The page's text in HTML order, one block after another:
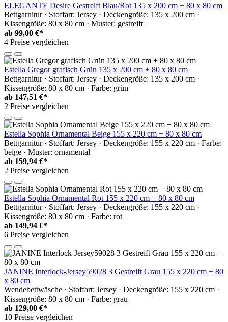
ELEGANTE Desire Gestreift Blau/Rot 135 x 200 cm + 80 x 80 cm
Bettgarnitur · Stoffart: Jersey · Deckengröße: 135 x 200 cm ·
Kissengröße: 80 x 80 cm · Muster: gestreift
ab 99,00 €*
4 Preise vergleichen
Estella Gregor grafisch Grün 135 x 200 cm + 80 x 80 cm
Bettgarnitur · Stoffart: Jersey · Deckengröße: 135 x 200 cm ·
Kissengröße: 80 x 80 cm · Farbe: grün
ab 147,51 €*
2 Preise vergleichen
Estella Sophia Ornamental Beige 155 x 220 cm + 80 x 80 cm
Bettgarnitur · Stoffart: Jersey · Deckengröße: 155 x 220 cm · Farbe:
beige · Muster: ornamental
ab 159,94 €*
2 Preise vergleichen
Estella Sophia Ornamental Rot 155 x 220 cm + 80 x 80 cm
Bettgarnitur · Stoffart: Jersey · Deckengröße: 155 x 220 cm ·
Kissengröße: 80 x 80 cm · Farbe: rot
ab 149,94 €*
6 Preise vergleichen
JANINE Interlock-Jersey59028 3 Gestreift Grau 155 x 220 cm + 80
x 80 cm
Wendebettwäsche · Stoffart: Jersey · Deckengröße: 155 x 220 cm ·
Kissengröße: 80 x 80 cm · Farbe: grau
ab 129,00 €*
10 Preise vergleichen